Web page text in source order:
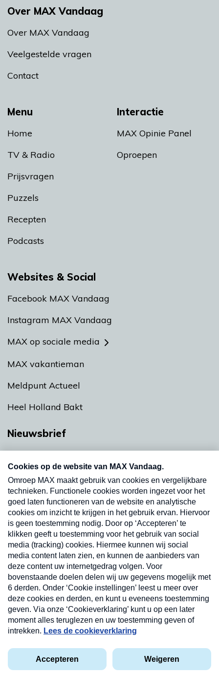
Menu
Home
TV & Radio
Prijsvragen
Puzzels
Recepten
Podcasts
Interactie
MAX Opinie Panel
Oproepen
Over MAX Vandaag
Over MAX Vandaag
Veelgestelde vragen
Contact
Websites & Social
Facebook MAX Vandaag
Instagram MAX Vandaag
MAX op sociale media
MAX vakantieman
Meldpunt Actueel
Heel Holland Bakt
Nieuwsbrief
nieuwsbrief. Elke vrijdag- en dinsdagochtend in
uw mailbox.
Verzend
Privacyverklaring
Cookieverklaring
Kwetsbaarheid melden
Nieuwsbrief
Neem hier een gratis abonnement op onze
nieuwsbrief. Elke vrijdag- en dinsdagochtend in uw